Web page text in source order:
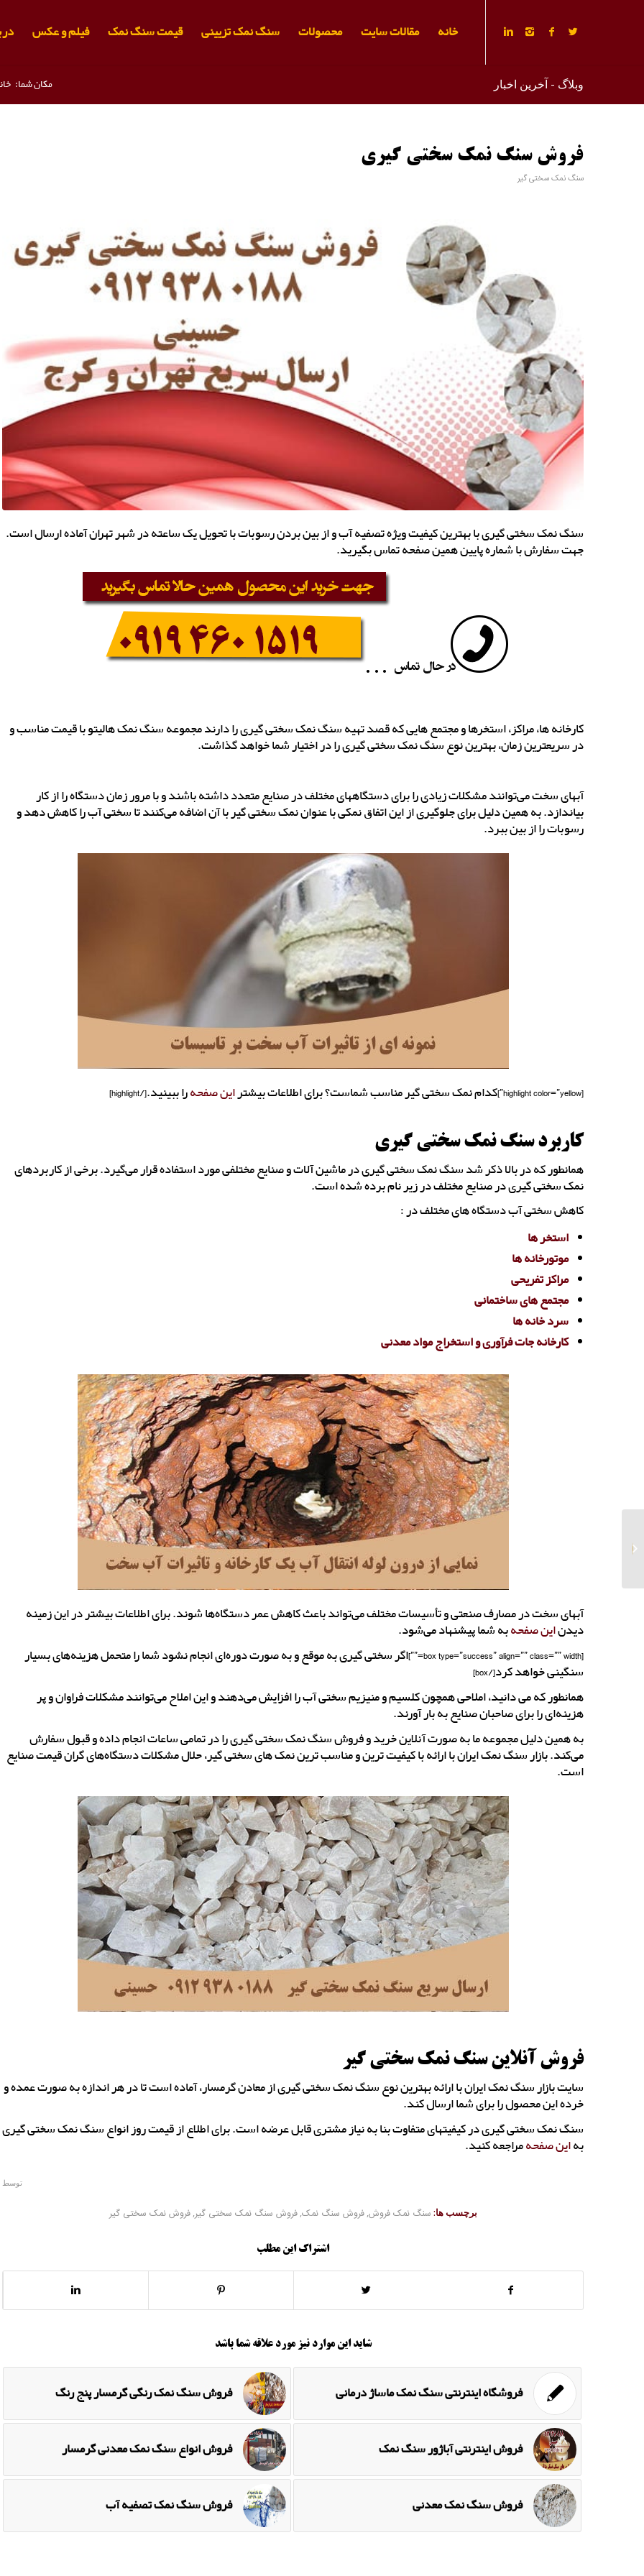
خانه مقالات سایت محصولات سنگ نمک تزیینی قیمت سنگ نمک فیلم و عکس
وبلاگ - آخرین اخبار مکان شما:
فروش سنگ نمک سختی گیری
سنگ نمک سختی گیر
سنگ نمک سختی گیری با بهترین کیفیت ویژه تصفیه آب و از بین بردن رسوبات با تحویل یک ساعته در شهر تهران آماده ارسال است.
جهت سفارش با شماره پایین همین صفحه تماس بگیرید.
کارخانه ها، مراکز، استخرها و مجتمع هایی که قصد تهیه سنگ نمک سختی گیری را دارند مجموعه سنگ نمک هالیتو با قیمت مناسب و
در سریعترین زمان، بهترین نوع سنگ نمک سختی گیری را در اختیار شما خواهد گذاشت.
آبهای سخت می‌توانند مشکلات زیادی را برای دستگاههای مختلف در صنایع متعدد داشته باشند و با مرور زمان دستگاه را از کار
بیاندازد. به همین دلیل برای جلوگیری از این اتفاق نمکی با عنوان نمک سختی گیر با آن اضافه می‌کنند تا سختی آب را کاهش دهد و
رسوبات را از بین ببرد.
[highlight color=”yellow”]کدام نمک سختی گیر مناسب شماست؟ برای اطلاعات بیشتر این صفحهرا ببینید.[/highlight]
کاربرد سنگ نمک سختی گیری
همانطور که در بالا ذکر شد سنگ نمک سختی گیری در ماشین آلات و صنایع مختلفی مورد استفاده قرار می‌گیرد. برخی از کاربردهای
نمک سختی گیری در صنایع مختلف در زیر نام برده شده است.
کاهش سختی آب دستگاه های مختلف در :
استخر ها
موتورخانه ها
مراکز تفریحی
مجتمع های ساختمانی
سرد خانه ها
کارخانه جات فرآوری و استخراج مواد معدنی
آبهای سخت در مصارف صنعتی و تأسیسات مختلف می‌تواند باعث کاهش عمر دستگاه‌ها شوند. برای اطلاعات بیشتر در این زمینه
دیدناین صفحهبه شما پیشنهاد می‌شود.
[box type=”success” align=”” class=”” width=””]اگر سختی گیری به موقع و به صورت دوره‌ای انجام نشود شما را متحمل هزینه‌های بسیار
سنگینی خواهد کرد[/box]
همانطور که می دانید، املاحی همچون کلسیم و منیزیم سختی آب را افزایش می‌دهند و این املاح می‌توانند مشکلات فراوان و پر
هزینه‌ای را برای صاحبان صنایع به بار آورند.
به همین دلیل مجموعه ما به صورت آنلاین خرید و فروش سنگ نمک سختی گیری را در تمامی ساعات انجام داده و قبول سفارش
می‌کند. بازار سنگ نمک ایران با ارائه با کیفیت ترین و مناسب ترین نمک های سختی گیر، حلال مشکلات دستگاه‌های گران قیمت صنایع
است.
فروش آنلاین سنگ نمک سختی گیر
سایت بازار سنگ نمک ایران با ارائه بهترین نوع سنگ نمک سختی گیری از معادن گرمسار، آماده است تا در هر اندازه به صورت عمده و
خرده این محصول را برای شما ارسال کند.
سنگ نمک سختی گیری در کیفیتهای متفاوت بنا به نیاز مشتری قابل عرضه است. برای اطلاع از قیمت روز انواع سنگ نمک سختی گیری
بهاین صفحهمراجعه کنید.
توسط
برچسب ها: سنگ نمک فروش,فروش سنگ نمک,فروش سنگ نمک سختی گیر,فروش نمک سختی گیر
اشتراک این مطلب
شاید این موارد نیز مورد علاقه شما باشد
فروش سنگ نمک رنگی گرمسار پنج رنگ فروشگاه اینترنتی سنگ نمک ماساژ درمانی
فروش انواع سنگ نمک معدنی گرمسار فروش اینترنتی آباژور سنگ نمک
فروش سنگ نمک تصفیه آب فروش سنگ نمک معدنی
جلا دهنده پوست